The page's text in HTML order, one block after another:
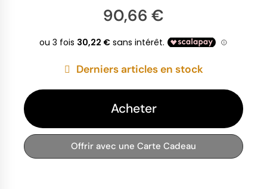
90,66 €
Derniers articles en stock
Acheter
Offrir avec une Carte Cadeau